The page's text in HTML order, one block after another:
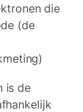
die
(de
is de